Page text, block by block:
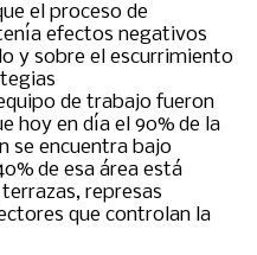
el proceso de
efectos negativos
y sobre el escurrimiento
de trabajo fueron
hoy en día el 90% de la
se encuentra bajo
de esa área está
represas
que controlan la